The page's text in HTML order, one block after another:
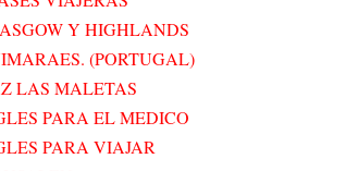
Y HIGHLANDS
(PORTUGAL)
LAS MALETAS
PARA EL MEDICO
PARA VIAJAR